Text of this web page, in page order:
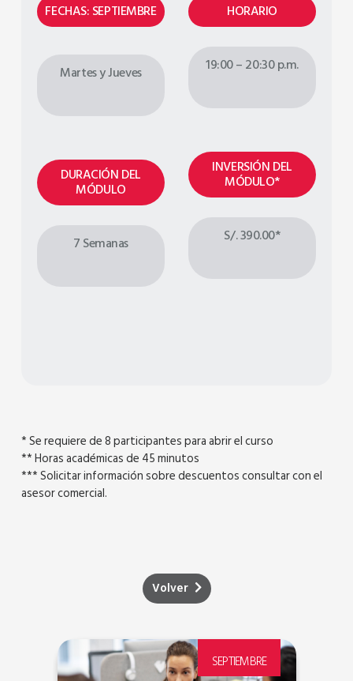
FECHAS: SEPTIEMBRE
Martes y Jueves
DURACIÓN DEL
MÓDULO
7 Semanas
HORARIO
19:00 – 20:30 p.m.
INVERSIÓN DEL
MÓDULO*
S/. 390.00*
* Se requiere de 8 participantes para abrir el curso
** Horas académicas de 45 minutos
*** Solicitar información sobre descuentos consultar con el
asesor comercial.
Volver
SEPTIEMBRE